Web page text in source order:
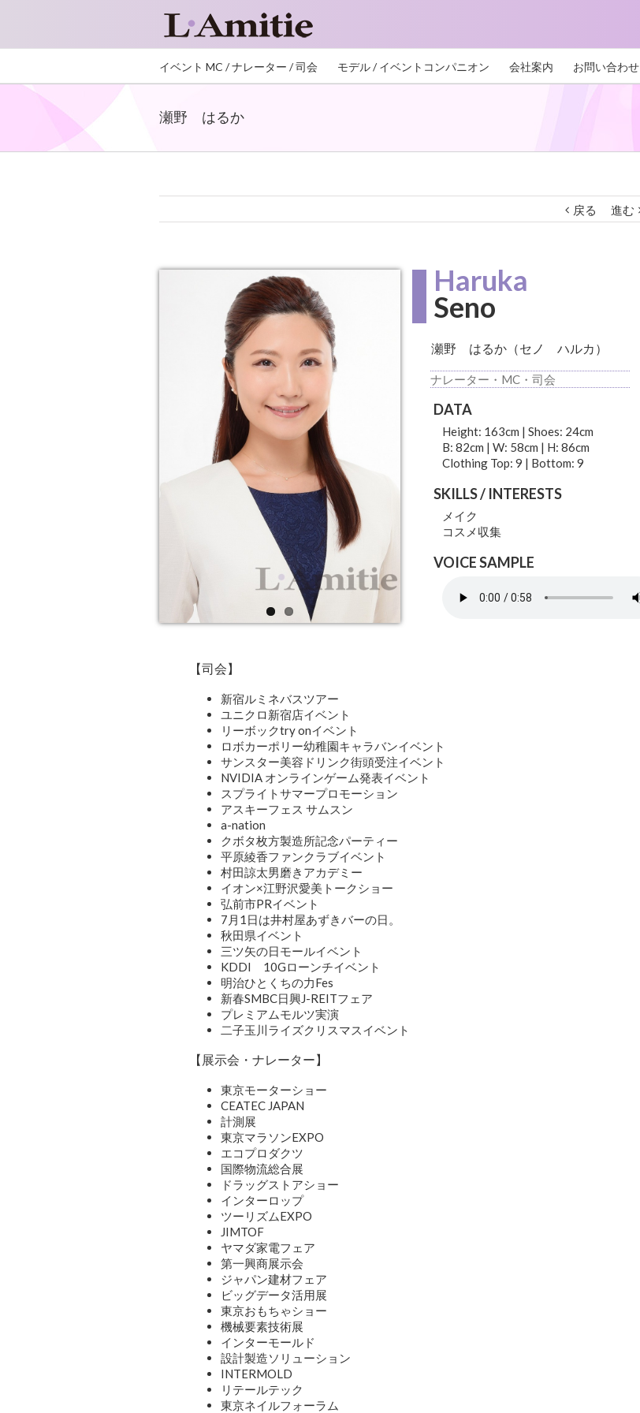
イベント MC / ナレーター / 司会 モデル / イベントコンパニオン 会社案内 お問い合わせ
瀬野 はるか
戻る 進む
Haruka
Seno
瀬野 はるか（セノ ハルカ）
ナレーター・MC・司会
DATA
Height: 163cm | Shoes: 24cm
B: 82cm | W: 58cm | H: 86cm
Clothing Top: 9 | Bottom: 9
SKILLS / INTERESTS
メイク
コスメ収集
VOICE SAMPLE
【司会】
新宿ルミネバスツアー
ユニクロ新宿店イベント
リーボックtry onイベント
ロボカーポリー幼稚園キャラバンイベント
サンスター美容ドリンク街頭受注イベント
NVIDIA オンラインゲーム発表イベント
スプライトサマープロモーション
アスキーフェス サムスン
a-nation
クボタ枚方製造所記念パーティー
平原綾香ファンクラブイベント
村田諒太男磨きアカデミー
イオン×江野沢愛美トークショー
弘前市PRイベント
7月1日は井村屋あずきバーの日。
秋田県イベント
三ツ矢の日モールイベント
KDDI 10Gローンチイベント
明治ひとくちの力Fes
新春SMBC日興J-REITフェア
プレミアムモルツ実演
二子玉川ライズクリスマスイベント
【展示会・ナレーター】
東京モーターショー
CEATEC JAPAN
計測展
東京マラソンEXPO
エコプロダクツ
国際物流総合展
ドラッグストアショー
インターロップ
ツーリズムEXPO
JIMTOF
ヤマダ家電フェア
第一興商展示会
ジャパン建材フェア
ビッグデータ活用展
東京おもちゃショー
機械要素技術展
インターモールド
設計製造ソリューション
INTERMOLD
リテールテック
東京ネイルフォーラム